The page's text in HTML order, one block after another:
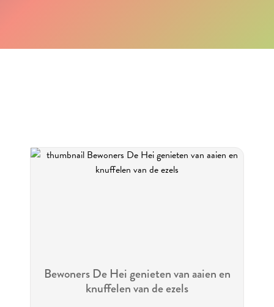
Bewoners De Hei genieten van aaien en
knuffelen van de ezels